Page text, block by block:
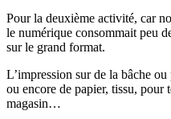
Pour la deuxième activité, car
le numérique consommait peu
sur le grand format.
L’impression sur de la bâche
ou encore de papier, tissu, pour
magasin…